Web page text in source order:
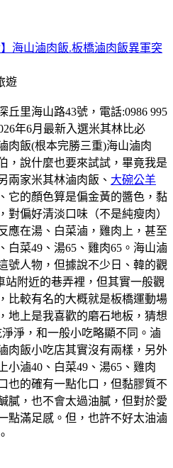
海山滷肉飯.板橋滷肉飯異軍突
遊
丘里海山路43號，電話:0986 995
年6月最新入選米其林比必
肉飯(根本完勝三重)海山滷肉
，說什麼也要來試試，畢竟我是
兩家米其林滷肉飯、 大碗公羊
它的顏色算是偏金黃的醬色，黏
對偏好清淡口味（不是純瘦肉）
應在湯、白菜滷，雞肉上，甚至
白菜49、湯65、雞肉65。海山滷
號人物，但據說不少日、韓的觀
站附近的巷弄裡，但其實一般觀
比較有名的大概就是板橋運動場
地上是我喜歡的磨石地板，猜想
淨，和一般小吃略顯不同。滷
肉飯小吃店其實沒有兩樣，另外
小滷40、白菜49、湯65、雞肉
也的確有一點化口，但黏膠質不
膩，也不會太過油膩，但對於愛
點滿足感。但，也許不好太油滷